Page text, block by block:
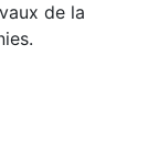
de la